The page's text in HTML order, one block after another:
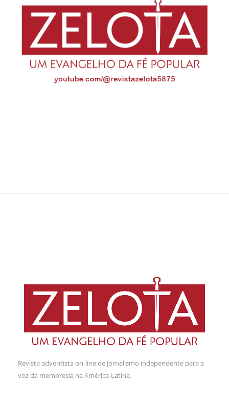
Revista adventista on-line de jornalismo independente para a
voz da membresia na América-Latina.